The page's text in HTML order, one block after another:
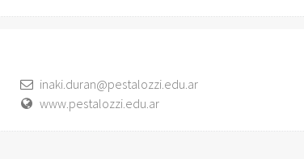
inaki.duran@pestalozzi.edu.ar
www.pestalozzi.edu.ar